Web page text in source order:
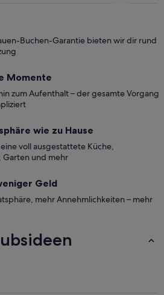
Buchen-Garantie bieten wir dir rund
Momente
zum Aufenthalt – der gesamte Vorgang
wie zu Hause
voll ausgestattete Küche,
Garten und mehr
Geld
mehr Annehmlichkeiten – mehr